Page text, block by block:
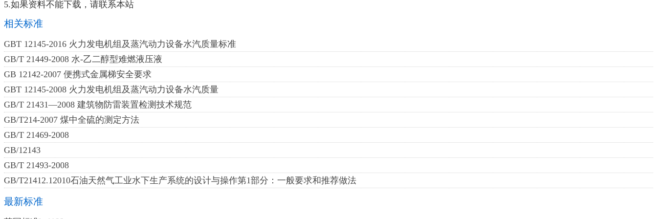
5.如果资料不能下载，请联系本站
相关标准
GBT 12145-2016 火力发电机组及蒸汽动力设备水汽质量标准
GB/T 21449-2008 水-乙二醇型难燃液压液
GB 12142-2007 便携式金属梯安全要求
GBT 12145-2008 火力发电机组及蒸汽动力设备水汽质量
GB/T 21431—2008 建筑物防雷装置检测技术规范
GB/T214-2007 煤中全硫的测定方法
GB/T 21469-2008
GB/12143
GB/T 21493-2008
GB/T21412.12010石油天然气工业水下生产系统的设计与操作第1部分：一般要求和推荐做法
最新标准